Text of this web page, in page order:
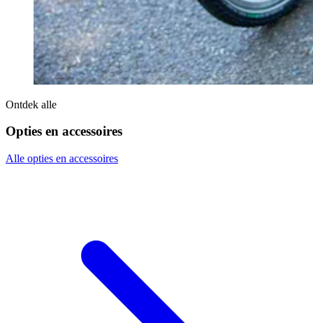
Ontdek alle
Opties en accessoires
Alle opties en accessoires